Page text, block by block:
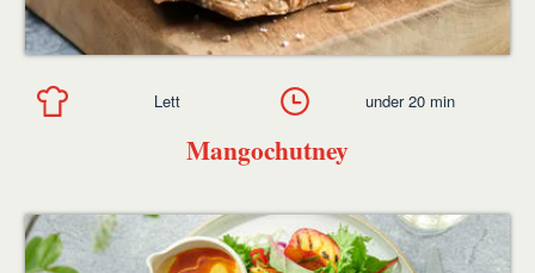
Mangochutney
Lett under 20 min